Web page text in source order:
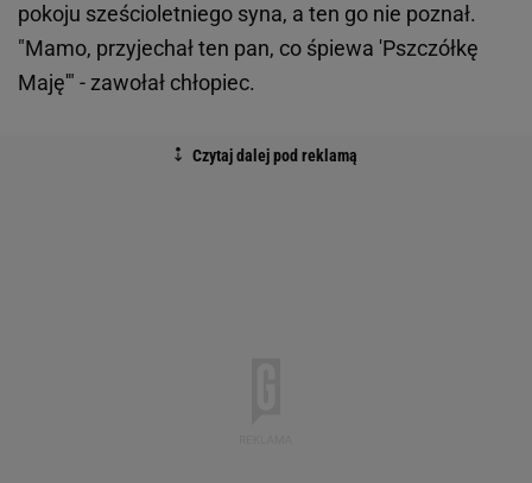
pokoju sześcioletniego syna, a ten go nie poznał.
"Mamo, przyjechał ten pan, co śpiewa 'Pszczółkę
Maję'" - zawołał chłopiec.